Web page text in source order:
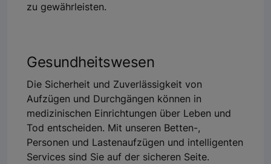
zu gewährleisten.
Gesundheitswesen
Die Sicherheit und Zuverlässigkeit von
Aufzügen und Durchgängen können in
medizinischen Einrichtungen über Leben und
Tod entscheiden. Mit unseren Betten-,
Personen und Lastenaufzügen und intelligenten
Services sind Sie auf der sicheren Seite.